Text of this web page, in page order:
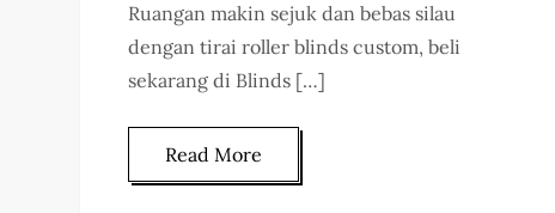
Ruangan makin sejuk dan bebas silau
dengan tirai roller blinds custom, beli
sekarang di Blinds […]
Read More